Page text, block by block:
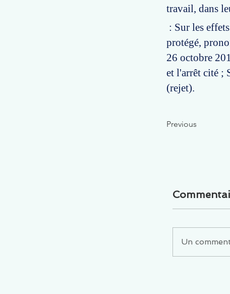
travail, dans
: Sur les
protégé,
26 octobre
et l'arrêt cité ;
(rejet).
Previous
Un